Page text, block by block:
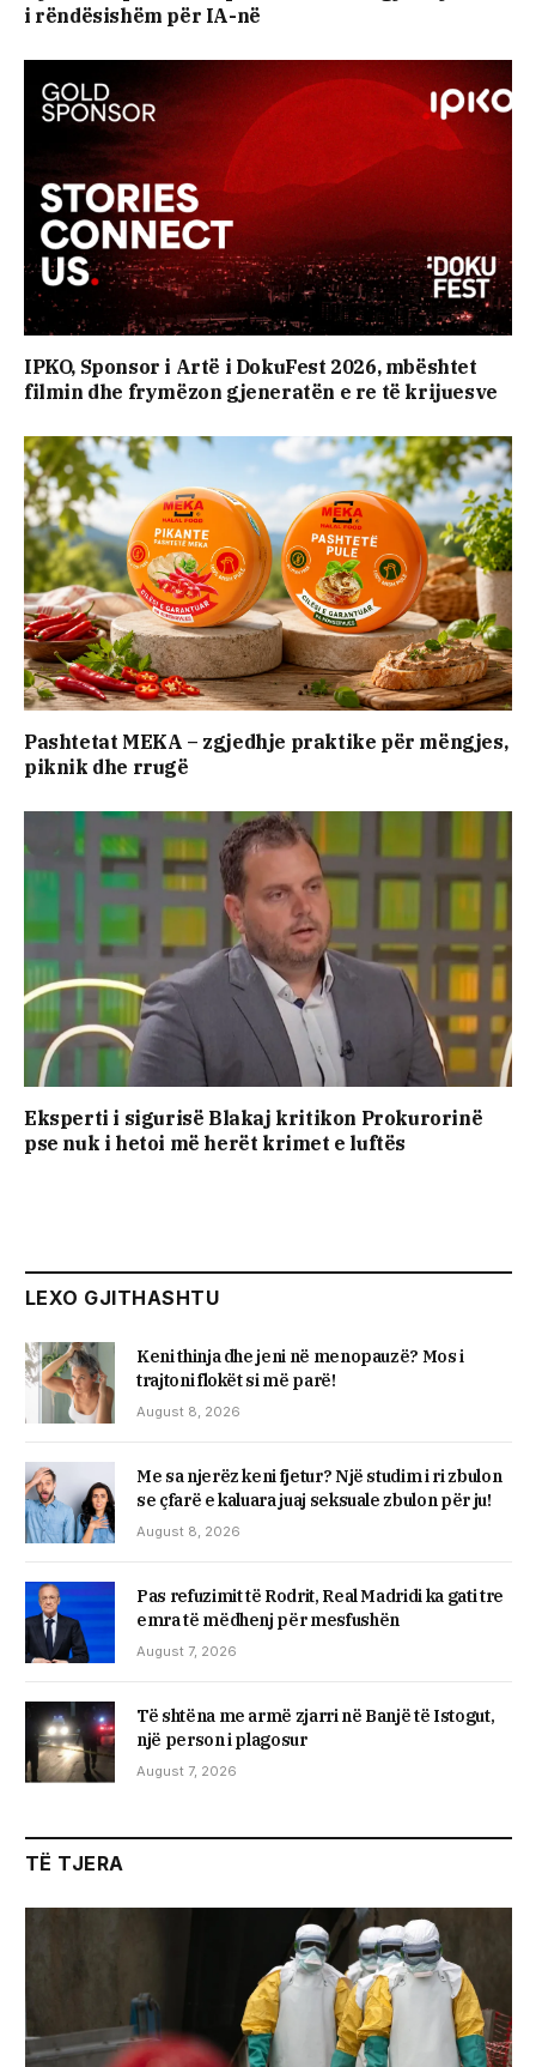
i rëndësishëm për IA-në
IPKO, Sponsor i Artë i DokuFest 2026, mbështet
filmin dhe frymëzon gjeneratën e re të krijuesve
Pashtetat MEKA – zgjedhje praktike për mëngjes,
piknik dhe rrugë
Eksperti i sigurisë Blakaj kritikon Prokurorinë
pse nuk i hetoi më herët krimet e luftës
LEXO GJITHASHTU
Keni thinja dhe jeni në menopauzë? Mos i
trajtoni flokët si më parë!
August 8, 2026
Me sa njerëz keni fjetur? Një studim i ri zbulon
se çfarë e kaluara juaj seksuale zbulon për ju!
August 8, 2026
Pas refuzimit të Rodrit, Real Madridi ka gati tre
emra të mëdhenj për mesfushën
August 7, 2026
Të shtëna me armë zjarri në Banjë të Istogut,
një person i plagosur
August 7, 2026
TË TJERA